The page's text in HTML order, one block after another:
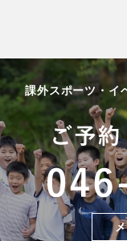
課外スポーツ・イ